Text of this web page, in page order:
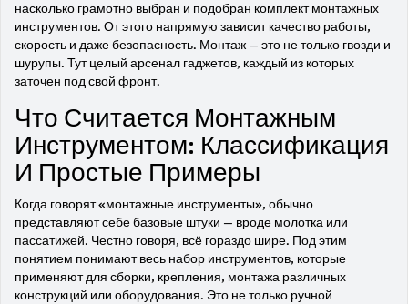
насколько грамотно выбран и подобран комплект монтажных
инструментов. От этого напрямую зависит качество работы,
скорость и даже безопасность. Монтаж — это не только гвозди и
шурупы. Тут целый арсенал гаджетов, каждый из которых
заточен под свой фронт.
Что Считается Монтажным
Инструментом: Классификация
И Простые Примеры
Когда говорят «монтажные инструменты», обычно
представляют себе базовые штуки — вроде молотка или
пассатижей. Честно говоря, всё гораздо шире. Под этим
понятием понимают весь набор инструментов, которые
применяют для сборки, крепления, монтажа различных
конструкций или оборудования. Это не только ручной